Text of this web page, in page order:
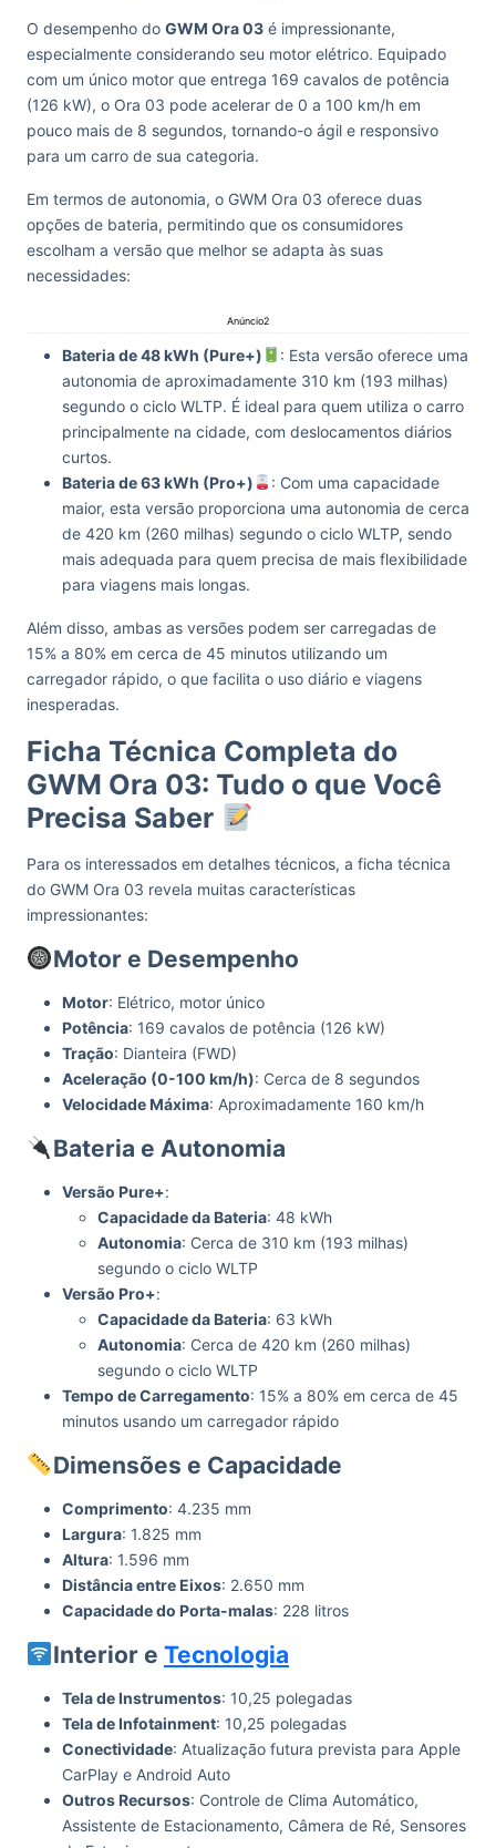
O desempenho do GWM Ora 03 é impressionante,
especialmente considerando seu motor elétrico. Equipado
com um único motor que entrega 169 cavalos de potência
(126 kW), o Ora 03 pode acelerar de 0 a 100 km/h em
pouco mais de 8 segundos, tornando-o ágil e responsivo
para um carro de sua categoria.
Em termos de autonomia, o GWM Ora 03 oferece duas
opções de bateria, permitindo que os consumidores
escolham a versão que melhor se adapta às suas
necessidades:
Anúncio2
Bateria de 48 kWh (Pure+)
: Esta versão oferece uma
autonomia de aproximadamente 310 km (193 milhas)
segundo o ciclo WLTP. É ideal para quem utiliza o carro
principalmente na cidade, com deslocamentos diários
curtos.
Bateria de 63 kWh (Pro+)
: Com uma capacidade
maior, esta versão proporciona uma autonomia de cerca
de 420 km (260 milhas) segundo o ciclo WLTP, sendo
mais adequada para quem precisa de mais flexibilidade
para viagens mais longas.
Além disso, ambas as versões podem ser carregadas de
15% a 80% em cerca de 45 minutos utilizando um
carregador rápido, o que facilita o uso diário e viagens
inesperadas.
Ficha Técnica Completa do
GWM Ora 03: Tudo o que Você
Precisa Saber
Para os interessados em detalhes técnicos, a ficha técnica
do GWM Ora 03 revela muitas características
impressionantes:
Motor e Desempenho
Motor: Elétrico, motor único
Potência: 169 cavalos de potência (126 kW)
Tração: Dianteira (FWD)
Aceleração (0-100 km/h): Cerca de 8 segundos
Velocidade Máxima: Aproximadamente 160 km/h
Bateria e Autonomia
Versão Pure+:
Capacidade da Bateria: 48 kWh
Autonomia: Cerca de 310 km (193 milhas)
segundo o ciclo WLTP
Versão Pro+:
Capacidade da Bateria: 63 kWh
Autonomia: Cerca de 420 km (260 milhas)
segundo o ciclo WLTP
Tempo de Carregamento: 15% a 80% em cerca de 45
minutos usando um carregador rápido
Dimensões e Capacidade
Comprimento: 4.235 mm
Largura: 1.825 mm
Altura: 1.596 mm
Distância entre Eixos: 2.650 mm
Capacidade do Porta-malas: 228 litros
Interior e Tecnologia
Tela de Instrumentos: 10,25 polegadas
Tela de Infotainment: 10,25 polegadas
Conectividade: Atualização futura prevista para Apple
CarPlay e Android Auto
Outros Recursos: Controle de Clima Automático,
Assistente de Estacionamento, Câmera de Ré, Sensores